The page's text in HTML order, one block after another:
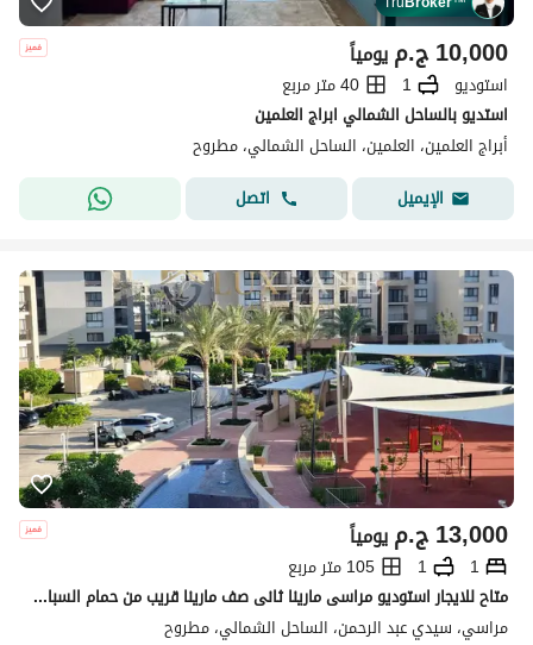
ج.م10,000 يومياً
استوديو 1
40 متر مربع
استديو بالساحل الشمالي ابراج العلمين
أبراج العلمين، العلمين، الساحل الشمالي، مطروح
الإيميل
اتصل
ج.م13,000 يومياً
1
1
105 متر مربع
متاح للايجار استوديو مراسى مارينا ثانى صف مارينا قريب من حمام السباحه
مراسي، سيدي عبد الرحمن، الساحل الشمالي، مطروح